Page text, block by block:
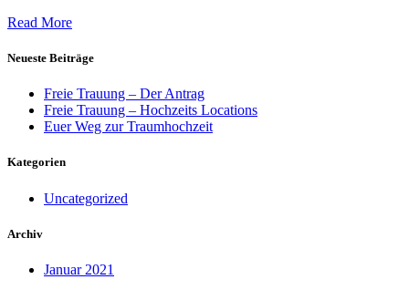
Read More
Neueste Beiträge
Freie Trauung – Der Antrag
Freie Trauung – Hochzeits Locations
Euer Weg zur Traumhochzeit
Kategorien
Uncategorized
Archiv
Januar 2021